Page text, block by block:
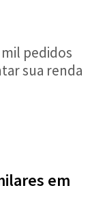
mil pedidos
sua renda
em